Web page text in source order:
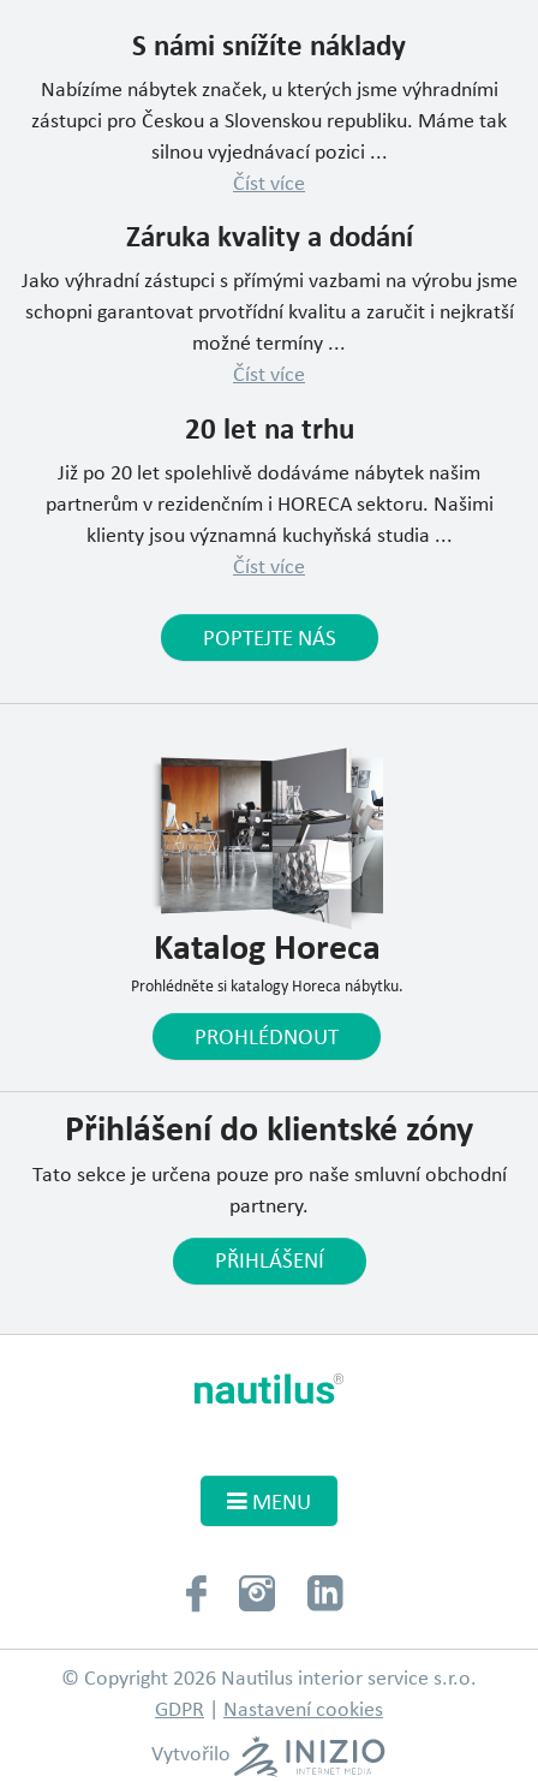
S námi snížíte náklady
Nabízíme nábytek značek, u kterých jsme výhradními
zástupci pro Českou a Slovenskou republiku. Máme tak
silnou vyjednávací pozici ...
Číst více
Záruka kvality a dodání
Jako výhradní zástupci s přímými vazbami na výrobu jsme
schopni garantovat prvotřídní kvalitu a zaručit i nejkratší
možné termíny ...
Číst více
20 let na trhu
Již po 20 let spolehlivě dodáváme nábytek našim
partnerům v rezidenčním i HORECA sektoru. Našimi
klienty jsou významná kuchyňská studia ...
Číst více
POPTEJTE NÁS
Katalog Horeca
Prohlédněte si katalogy Horeca nábytku.
PROHLÉDNOUT
Přihlášení do klientské zóny
Tato sekce je určena pouze pro naše smluvní obchodní
partnery.
PŘIHLÁŠENÍ
MENU
© Copyright 2026 Nautilus interior service s.r.o.
GDPR
Nastavení cookies
Vytvořilo